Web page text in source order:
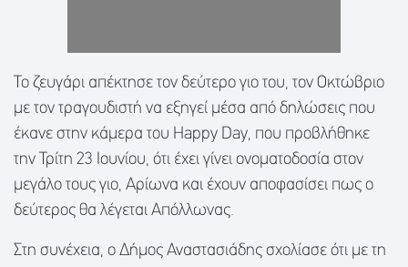
Το ζευγάρι απέκτησε τον δεύτερο γιο του, τον Οκτώβριο
με τον τραγουδιστή να εξηγεί μέσα από δηλώσεις που
έκανε στην κάμερα του Happy Day, που προβλήθηκε
την Τρίτη 23 Ιουνίου, ότι έχει γίνει ονοματοδοσία στον
μεγάλο τους γιο, Αρίωνα και έχουν αποφασίσει πως ο
δεύτερος θα λέγεται Απόλλωνας.
Στη συνέχεια, ο Δήμος Αναστασιάδης σχολίασε ότι με τη